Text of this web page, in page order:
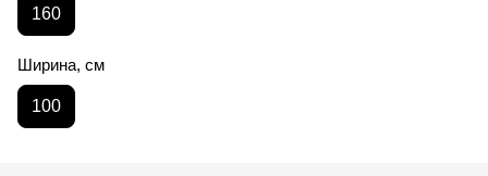
160
Ширина, см
100